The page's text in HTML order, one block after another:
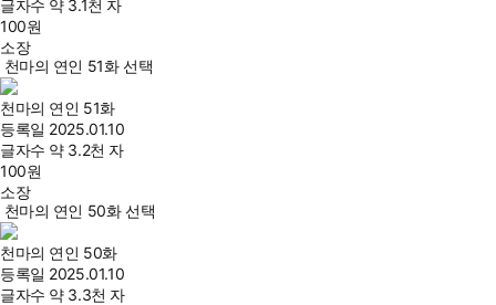
글자수 약 3.1천 자
100원
소장
천마의 연인 51화 선택
천마의 연인 51화
등록일 2025.01.10
글자수 약 3.2천 자
100원
소장
천마의 연인 50화 선택
천마의 연인 50화
등록일 2025.01.10
글자수 약 3.3천 자